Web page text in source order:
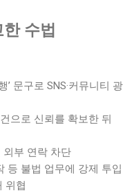
수법
’ 문구로 SNS·커뮤니티 광
으로 신뢰를 확보한 뒤
외부 연락 차단
등 불법 업무에 강제 투입
위협